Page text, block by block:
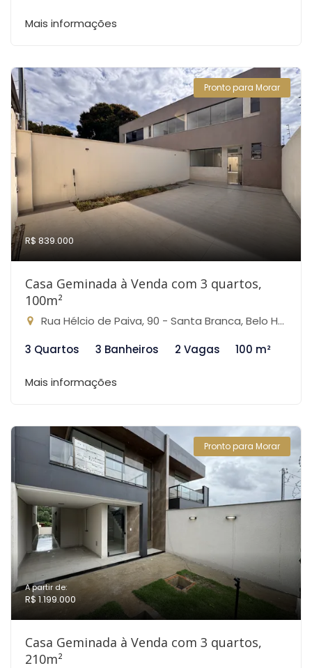
Mais informações
Pronto para Morar
R$ 839.000
Casa Geminada à Venda com 3 quartos,
100m²
Rua Hélcio de Paiva, 90 - Santa Branca, Belo Horizonte-MG
3 Quartos
3 Banheiros 2 Vagas 100 m²
Mais informações
Pronto para Morar
A partir de:
R$ 1.199.000
Casa Geminada à Venda com 3 quartos,
210m²